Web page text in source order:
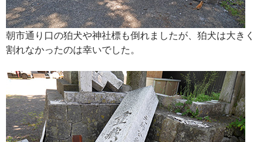
朝市通り口の狛犬や神社標も倒れましたが、狛犬は大きく
割れなかったのは幸いでした。